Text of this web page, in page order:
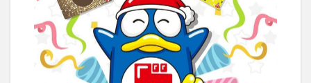
ーマ
カ
カー